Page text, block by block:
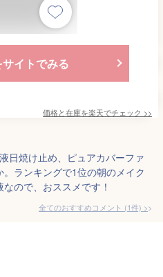
イトでみる
価格と在庫を楽天でチェック >>
日焼け止め、ピュアカバーファ
ランキングで1位の朝のメイク
ので、おススメです！
全てのおすすめコメント (1件) >